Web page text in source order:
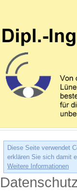
Diese Seite verwendet
erklären Sie sich damit
Weitere Informationen